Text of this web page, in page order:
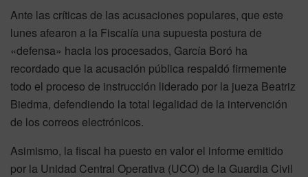
Ante las críticas de las acusaciones populares, que este
lunes afearon a la Fiscalía una supuesta postura de
«defensa» hacia los procesados, García Boró ha
recordado que la acusación pública respaldó firmemente
todo el proceso de instrucción liderado por la jueza Beatriz
Biedma, defendiendo la total legalidad de la intervención
de los correos electrónicos.
Asimismo, la fiscal ha puesto en valor el informe emitido
por la Unidad Central Operativa (UCO) de la Guardia Civil